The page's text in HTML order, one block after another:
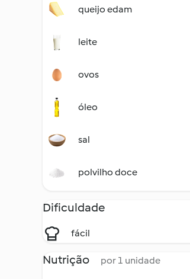
queijo edam
leite
ovos
óleo
sal
polvilho doce
Dificuldade
fácil
Nutrição por 1 unidade